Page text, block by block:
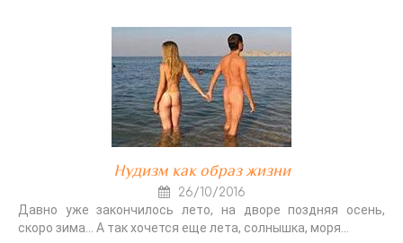
Нудизм как образ жизни
26/10/2016
Давно уже закончилось лето, на дворе поздняя осень,
скоро зима... А так хочется еще лета, солнышка, моря...